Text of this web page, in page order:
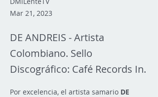
Mar 21, 2023
DE ANDREIS - Artista
Colombiano. Sello
Discográfico: Café Records In.
Por excelencia, el artista samario DE